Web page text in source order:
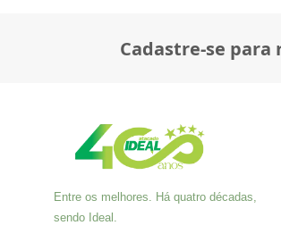
Cadastre-se para
Entre os melhores. Há quatro décadas,
sendo Ideal.